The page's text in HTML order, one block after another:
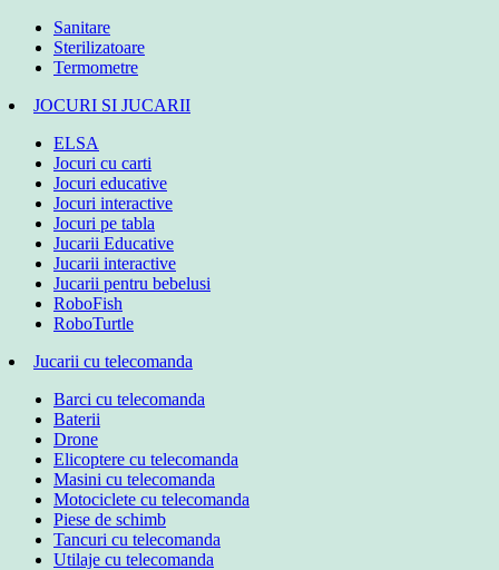
Sanitare
Sterilizatoare
Termometre
JOCURI SI JUCARII
ELSA
Jocuri cu carti
Jocuri educative
Jocuri interactive
Jocuri pe tabla
Jucarii Educative
Jucarii interactive
Jucarii pentru bebelusi
RoboFish
RoboTurtle
Jucarii cu telecomanda
Barci cu telecomanda
Baterii
Drone
Elicoptere cu telecomanda
Masini cu telecomanda
Motociclete cu telecomanda
Piese de schimb
Tancuri cu telecomanda
Utilaje cu telecomanda